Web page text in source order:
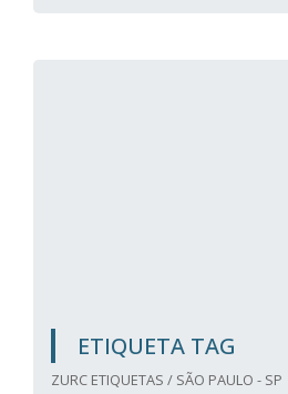
ETIQUETA TAG
ZURC ETIQUETAS / SÃO PAULO - SP